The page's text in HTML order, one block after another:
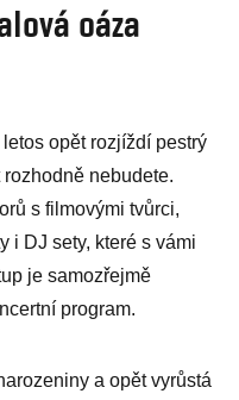
oáza
opět rozjíždí pestrý
nebudete.
s filmovými tvůrci,
i DJ sety, které s vámi
je samozřejmě
program.
a opět vyrůstá